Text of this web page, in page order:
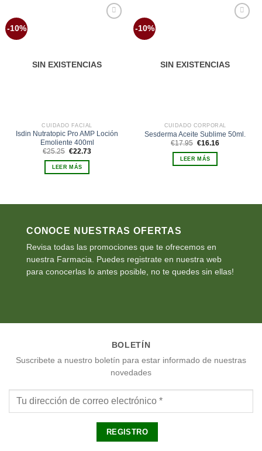
-10%
SIN EXISTENCIAS
CUIDADO FACIAL
Isdin Nutratopic Pro AMP Loción
Emoliente 400ml
€25.25 El
original
era:
€25.25.
€22.73El
LEER MÁS
-10%
SIN EXISTENCIAS
CUIDADO CORPORAL
Sesderma Aceite Sublime 50ml.
€17.95 El
original
era:
€17.95.
€16.16El
LEER MÁS
CONOCE NUESTRAS OFERTAS
Revisa todas las promociones que te ofrecemos en
nuestra Farmacia. Puedes registrate en nuestra web
para conocerlas lo antes posible, no te quedes sin ellas!
BOLETÍN
Suscribete a nuestro boletín para estar informado de nuestras
novedades